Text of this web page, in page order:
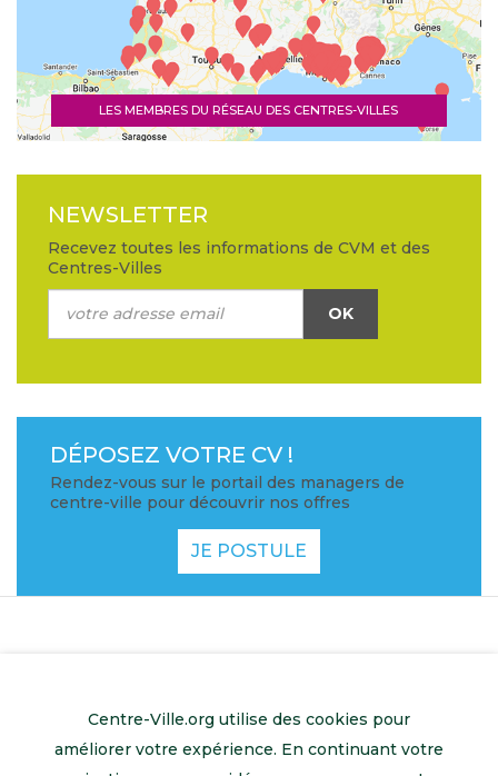
LES MEMBRES DU RÉSEAU DES CENTRES-VILLES
NEWSLETTER
Recevez toutes les informations de CVM et des
Centres-Villes
OK
DÉPOSEZ VOTRE CV !
Rendez-vous sur le portail des managers de
centre-ville pour découvrir nos offres
JE POSTULE
Centre-Ville.org utilise des cookies pour
améliorer votre expérience. En continuant votre